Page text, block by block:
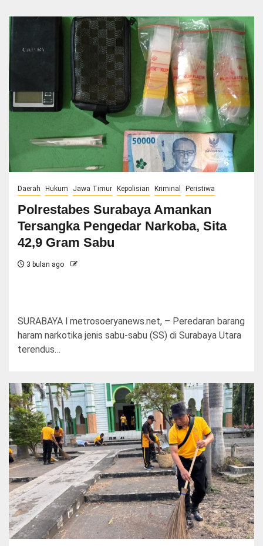
Daerah Hukum Jawa Timur Kepolisian Kriminal Peristiwa
Polrestabes Surabaya Amankan
Tersangka Pengedar Narkoba, Sita
42,9 Gram Sabu
3 bulan ago
SURABAYA l metrosoeryanews.net, – Peredaran barang
haram narkotika jenis sabu-sabu (SS) di Surabaya Utara
terendus…